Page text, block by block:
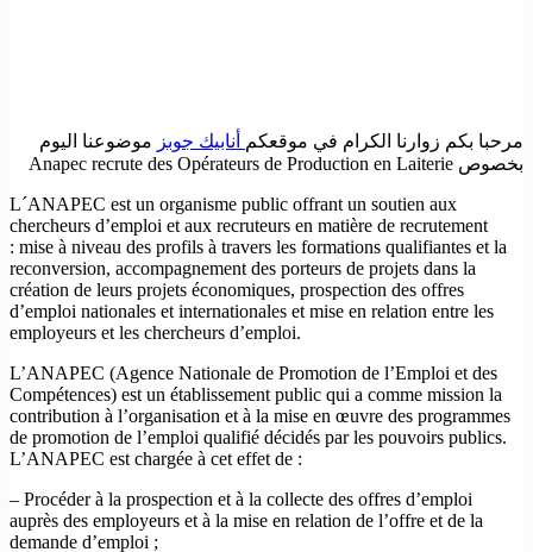
مرحبا بكم زوارنا الكرام في موقعكم أنابيك جوبز موضوعنا اليوم
بخصوص Anapec recrute des Opérateurs de Production en Laiterie
L´ANAPEC est un organisme public offrant un soutien aux
chercheurs d’emploi et aux recruteurs en matière de recrutement
: mise à niveau des profils à travers les formations qualifiantes et la
reconversion, accompagnement des porteurs de projets dans la
création de leurs projets économiques, prospection des offres
d’emploi nationales et internationales et mise en relation entre les
employeurs et les chercheurs d’emploi.
L’ANAPEC (Agence Nationale de Promotion de l’Emploi et des
Compétences) est un établissement public qui a comme mission la
contribution à l’organisation et à la mise en œuvre des programmes
de promotion de l’emploi qualifié décidés par les pouvoirs publics.
L’ANAPEC est chargée à cet effet de :
– Procéder à la prospection et à la collecte des offres d’emploi
auprès des employeurs et à la mise en relation de l’offre et de la
demande d’emploi ;